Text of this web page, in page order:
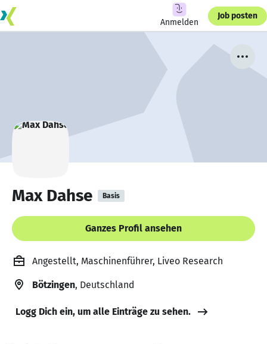
Anmelden
Job posten
Max Dahse Basis
Ganzes Profil ansehen
Angestellt, Maschinenführer, Liveo Research
Bötzingen, Deutschland
Logg Dich ein, um alle Einträge zu sehen.